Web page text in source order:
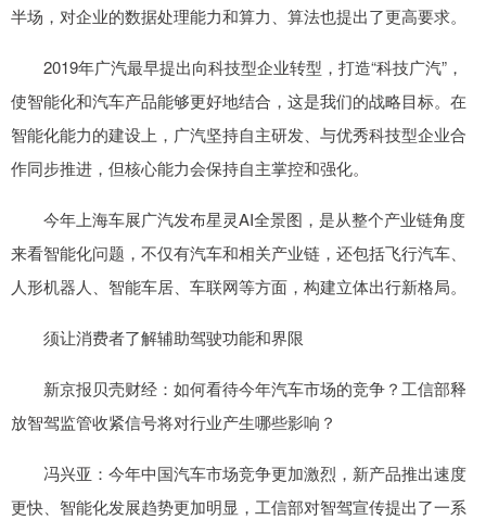
半场，对企业的数据处理能力和算力、算法也提出了更高要求。
2019年广汽最早提出向科技型企业转型，打造“科技广汽”，
使智能化和汽车产品能够更好地结合，这是我们的战略目标。在
智能化能力的建设上，广汽坚持自主研发、与优秀科技型企业合
作同步推进，但核心能力会保持自主掌控和强化。
今年上海车展广汽发布星灵AI全景图，是从整个产业链角度
来看智能化问题，不仅有汽车和相关产业链，还包括飞行汽车、
人形机器人、智能车居、车联网等方面，构建立体出行新格局。
须让消费者了解辅助驾驶功能和界限
新京报贝壳财经：如何看待今年汽车市场的竞争？工信部释
放智驾监管收紧信号将对行业产生哪些影响？
冯兴亚：今年中国汽车市场竞争更加激烈，新产品推出速度
更快、智能化发展趋势更加明显，工信部对智驾宣传提出了一系